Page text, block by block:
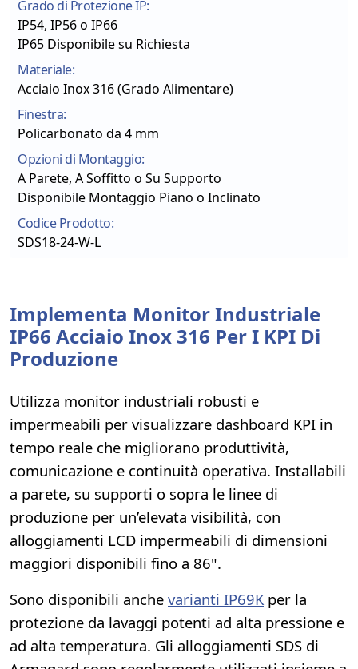
Grado di Protezione IP:
IP54, IP56 o IP66
IP65 Disponibile su Richiesta
Materiale:
Acciaio Inox 316 (Grado Alimentare)
Finestra:
Policarbonato da 4 mm
Opzioni di Montaggio:
A Parete, A Soffitto o Su Supporto
Disponibile Montaggio Piano o Inclinato
Codice Prodotto:
SDS18-24-W-L
Implementa Monitor Industriale
IP66 Acciaio Inox 316 Per I KPI Di
Produzione
Utilizza monitor industriali robusti e
impermeabili per visualizzare dashboard KPI in
tempo reale che migliorano produttività,
comunicazione e continuità operativa. Installabili
a parete, su supporti o sopra le linee di
produzione per un’elevata visibilità, con
alloggiamenti LCD impermeabili di dimensioni
maggiori disponibili fino a 86".
Sono disponibili anche varianti IP69K per la
protezione da lavaggi potenti ad alta pressione e
ad alta temperatura. Gli alloggiamenti SDS di